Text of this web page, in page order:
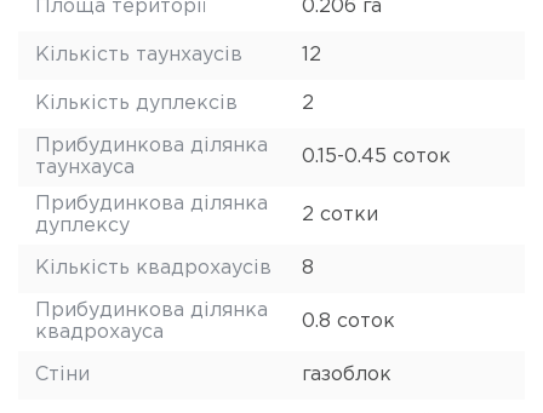
Площа території 0.206 га
Кількість таунхаусів 12
Кількість дуплексів 2
Прибудинкова ділянка
таунхауса
0.15-0.45 соток
Прибудинкова ділянка
дуплексу
2 сотки
Кількість квадрохаусів 8
Прибудинкова ділянка
квадрохауса
0.8 соток
Стіни газоблок